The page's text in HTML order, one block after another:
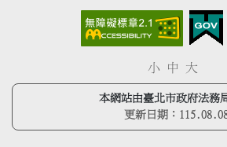
小 中 大
本網站由臺北市政府法務
更新日期：